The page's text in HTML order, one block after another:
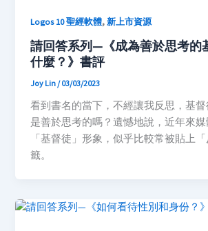
Logos 10 聖經軟體,新上市資源
請回答系列—《成為善於思考的
什麼？》書評
Joy Lin/03/03/2023
看到書名的當下，不經讓我反思，基
是善於思考的嗎？遺憾地說，近年來
「基督徒」形象，似乎比較常被貼上
籤。